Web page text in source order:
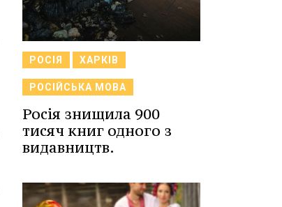
РОСІЯ ХАРКІВ
РОСІЙСЬКА МОВА
Росія знищила 900
тисяч книг одного з
видавництв.